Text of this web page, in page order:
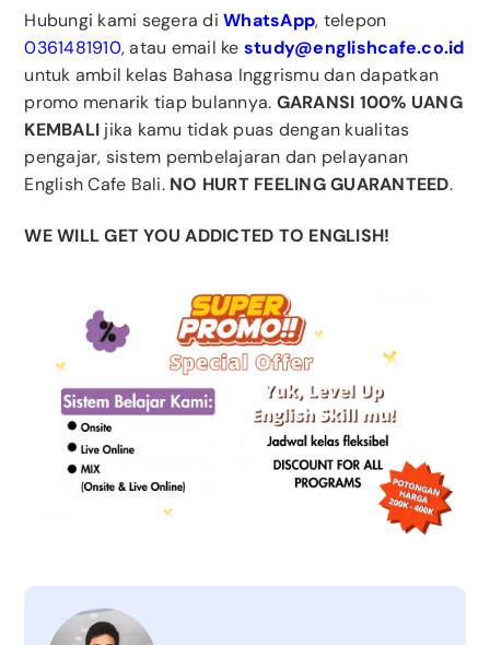
Hubungi kami segera diWhatsApp, telepon
0361481910, atau email ke study@englishcafe.co.id
untuk ambil kelas Bahasa Inggrismu dan dapatkan
promo menarik tiap bulannya. GARANSI 100% UANG
KEMBALI jika kamu tidak puas dengan kualitas
pengajar, sistem pembelajaran dan pelayanan
English Cafe Bali. NO HURT FEELING GUARANTEED.
WE WILL GET YOU ADDICTED TO ENGLISH!